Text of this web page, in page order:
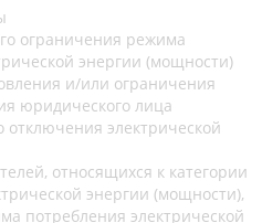
ограничения режима
энергии (мощности)
и/или ограничения
юридического лица
отключения электрической
относящихся к категории
энергии (мощности),
потребления электрической